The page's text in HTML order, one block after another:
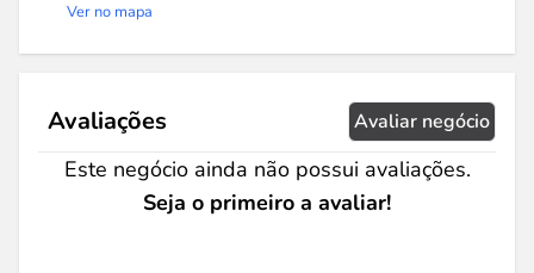
Ver no mapa
Avaliações Avaliar negócio
Este negócio ainda não possui avaliações.
Seja o primeiro a avaliar!